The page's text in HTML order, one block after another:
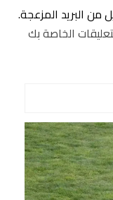
البريد المزعجة.
الخاصة بك